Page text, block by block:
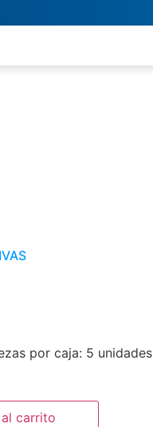
por caja: 5 unidades
carrito